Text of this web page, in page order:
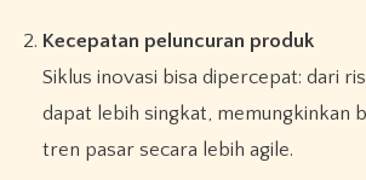
Kecepatan peluncuran produk
Siklus inovasi bisa dipercepat: dari
dapat lebih singkat, memungkinkan
tren pasar secara lebih agile.